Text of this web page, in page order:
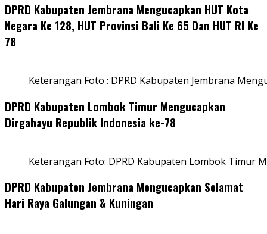
DPRD Kabupaten Jembrana Mengucapkan HUT Kota
Negara Ke 128, HUT Provinsi Bali Ke 65 Dan HUT RI Ke
78
Keterangan Foto : DPRD Kabupaten Jembrana
DPRD Kabupaten Lombok Timur Mengucapkan
Dirgahayu Republik Indonesia ke-78
Keterangan Foto: DPRD Kabupaten Lombok Timur
DPRD Kabupaten Jembrana Mengucapkan Selamat
Hari Raya Galungan & Kuningan